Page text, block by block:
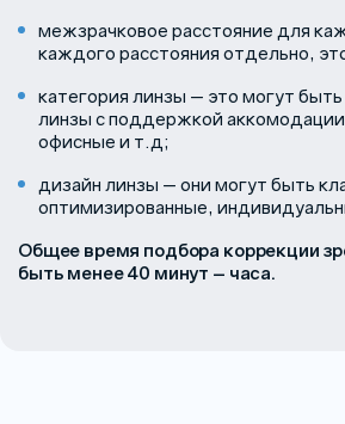
межзрачковое расстояние для
каждого расстояния отдельно,
категория линзы — это могут
линзы с поддержкой
офисные и т.д;
дизайн линзы — они могут быть
оптимизированные,
Общее время подбора коррекции
быть менее 40 минут – часа.